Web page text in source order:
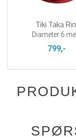
Tiki Taka
Diameter 6
799,-